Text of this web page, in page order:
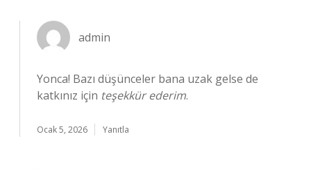
admin
Yonca! Bazı düşünceler bana uzak gelse de
katkınız için teşekkür ederim.
Ocak 5, 2026 Yanıtla